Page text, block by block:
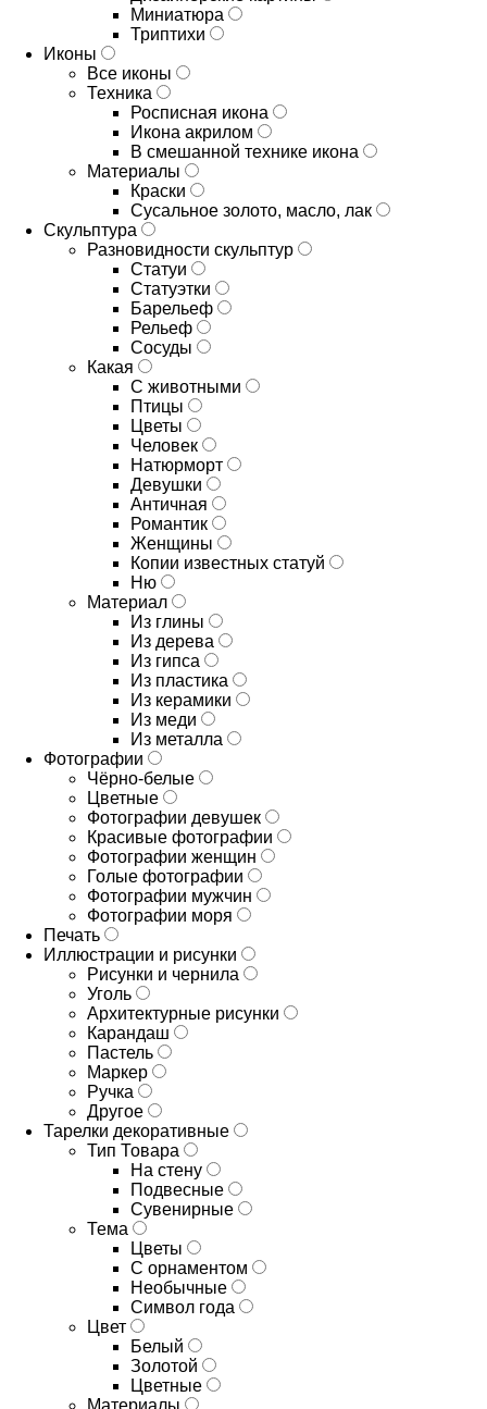
Миниатюра
Триптихи
Иконы
Все иконы
Техника
Росписная икона
Икона акрилом
В смешанной технике икона
Материалы
Краски
Сусальное золото, масло, лак
Скульптура
Разновидности скульптур
Статуи
Статуэтки
Барельеф
Рельеф
Сосуды
Какая
С животными
Птицы
Цветы
Человек
Натюрморт
Девушки
Античная
Романтик
Женщины
Копии известных статуй
Ню
Материал
Из глины
Из дерева
Из гипса
Из пластика
Из керамики
Из меди
Из металла
Фотографии
Чёрно-белые
Цветные
Фотографии девушек
Красивые фотографии
Фотографии женщин
Голые фотографии
Фотографии мужчин
Фотографии моря
Печать
Иллюстрации и рисунки
Рисунки и чернила
Уголь
Архитектурные рисунки
Карандаш
Пастель
Маркер
Ручка
Другое
Тарелки декоративные
Тип Товара
На стену
Подвесные
Сувенирные
Тема
Цветы
С орнаментом
Необычные
Символ года
Цвет
Белый
Золотой
Цветные
Материалы